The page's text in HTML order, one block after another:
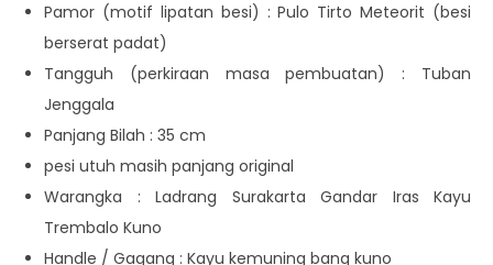
Pamor (motif lipatan besi) : Pulo Tirto Meteorit (besi
berserat padat)
Tangguh (perkiraan masa pembuatan) : Tuban
Jenggala
Panjang Bilah : 35 cm
pesi utuh masih panjang original
Warangka : Ladrang Surakarta Gandar Iras Kayu
Trembalo Kuno
Handle / Gagang : Kayu kemuning bang kuno